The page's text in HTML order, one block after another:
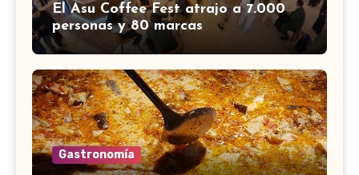
El Asu Coffee Fest atrajo a 7.000
personas y 80 marcas
Gastronomía